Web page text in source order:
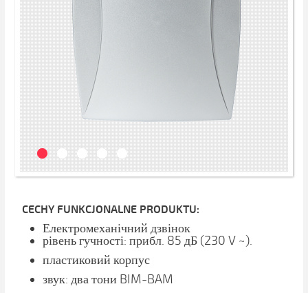
CECHY FUNKCJONALNE PRODUKTU:
Електромеханічний дзвінок
рівень гучності: прибл. 85 дБ (230 V ~).
пластиковий корпус
звук: два тони BIM-BAM